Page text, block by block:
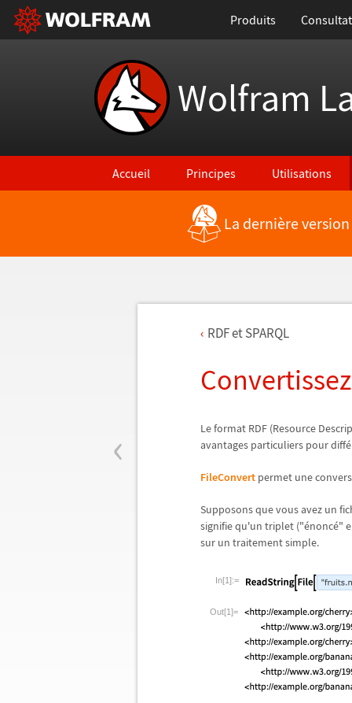
Produits
Wolfram
Accueil Principes Utilisations
La dernière
‹
RDF et SPARQL
Le format RDF (Resource
avantages particuliers pour diffé
FileConvert permet une
Supposons que vous avez un
signifie qu'un triplet ("énoncé"
sur un traitement simple.
In[1]:=
Out[1]=